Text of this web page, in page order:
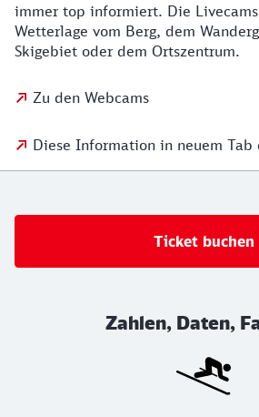
immer top informiert. Die
Wetterlage vom Berg, dem
Skigebiet oder dem Ortszentrum.
Zu den Webcams
Diese Information in neuem Tab
Ticket buchen
Zahlen, Daten,